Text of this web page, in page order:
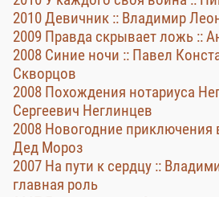
2010 Девичник :: Владимир
2009 Правда скрывает ложь ::
2008 Синие ночи :: Павел
Скворцов
2008 Похождения нотариуса
Сергеевич Неглинцев
2008 Новогодние приключения
Дед Мороз
2007 На пути к сердцу ::
главная роль